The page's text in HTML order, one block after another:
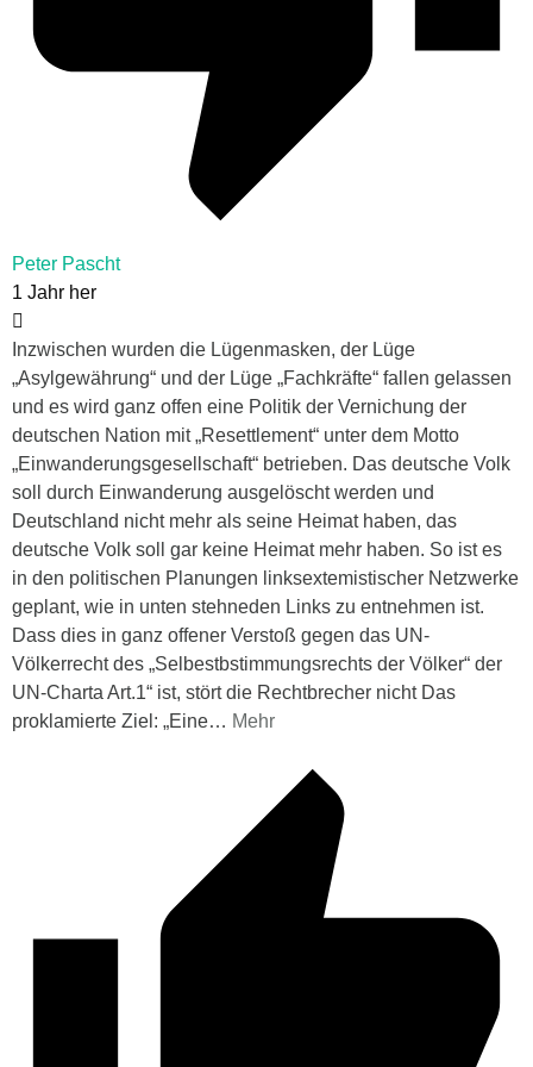
Peter Pascht
1 Jahr her
Inzwischen wurden die Lügenmasken, der Lüge
„Asylgewährung“ und der Lüge „Fachkräfte“ fallen gelassen
und es wird ganz offen eine Politik der Vernichung der
deutschen Nation mit „Resettlement“ unter dem Motto
„Einwanderungsgesellschaft“ betrieben. Das deutsche Volk
soll durch Einwanderung ausgelöscht werden und
Deutschland nicht mehr als seine Heimat haben, das
deutsche Volk soll gar keine Heimat mehr haben. So ist es
in den politischen Planungen linksextemistischer Netzwerke
geplant, wie in unten stehneden Links zu entnehmen ist.
Dass dies in ganz offener Verstoß gegen das UN-
Völkerrecht des „Selbestbstimmungsrechts der Völker“ der
UN-Charta Art.1“ ist, stört die Rechtbrecher nicht Das
proklamierte Ziel: „Eine… Mehr